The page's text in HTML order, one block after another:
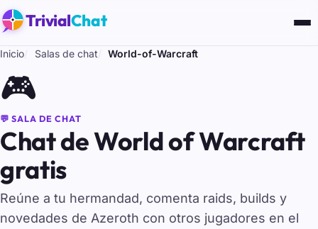
TrivialChat
Inicio Salas de chat World-of-Warcraft
🎮
💬 SALA DE CHAT
Chat de World of Warcraft
gratis
Reúne a tu hermandad, comenta raids, builds y
novedades de Azeroth con otros jugadores en el